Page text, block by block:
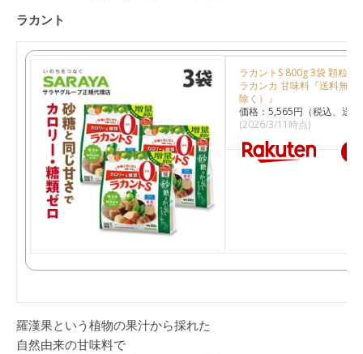
ラカント
ラカントS 800g 3袋 顆粒
ラカンカ 甘味料『送料無料
除く）』
価格：5,565円（税込、送
(2026/3/11時点)
羅漢果という植物の果汁から採れた
自然由来の甘味料で